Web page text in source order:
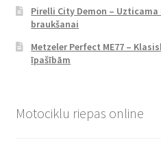
Pirelli City Demon –
braukšanai
Metzeler Perfect ME77 –
īpašībām
Motociklu riepas online